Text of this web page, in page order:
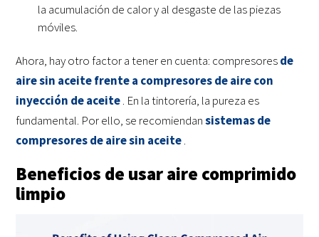
la acumulación de calor y al desgaste de las piezas
móviles.
Ahora, hay otro factor a tener en cuenta: compresoresde
aire sin aceite frente a compresores de aire con
inyección de aceite. En la tintorería, la pureza es
fundamental. Por ello, se recomiendansistemas de
compresores de aire sin aceite.
Beneficios de usar aire comprimido
limpio